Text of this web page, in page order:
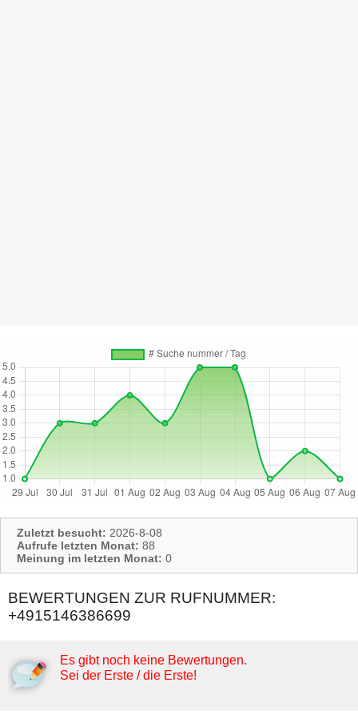
Zuletzt besucht: 2026-8-08
Aufrufe letzten Monat: 88
Meinung im letzten Monat: 0
BEWERTUNGEN ZUR RUFNUMMER:
+4915146386699
Es gibt noch keine Bewertungen.
Sei der Erste / die Erste!